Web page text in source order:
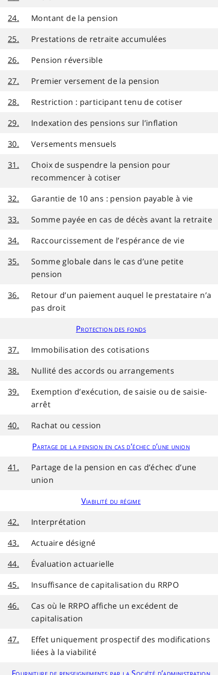
24.
Montant de la pension
25.
Prestations de retraite accumulées
26.
Pension réversible
27.
Premier versement de la pension
28.
Restriction : participant tenu de cotiser
29.
Indexation des pensions sur l’inflation
30.
Versements mensuels
31.
Choix de suspendre la pension pour
recommencer à cotiser
32.
Garantie de 10 ans : pension payable à vie
33.
Somme payée en cas de décès avant la retraite
34.
Raccourcissement de l’espérance de vie
35.
Somme globale dans le cas d’une petite
pension
36.
Retour d’un paiement auquel le prestataire n’a
pas droit
Protection des fonds
37.
Immobilisation des cotisations
38.
Nullité des accords ou arrangements
39.
Exemption d’exécution, de saisie ou de saisie-
arrêt
40.
Rachat ou cession
Partage de la pension en cas d’échec d’une union
41.
Partage de la pension en cas d’échec d’une
union
Viabilité du régime
42.
Interprétation
43.
Actuaire désigné
44.
Évaluation actuarielle
45.
Insuffisance de capitalisation du RRPO
46.
Cas où le RRPO affiche un excédent de
capitalisation
47.
Effet uniquement prospectif des modifications
liées à la viabilité
Fourniture de renseignements par la Société d’administration